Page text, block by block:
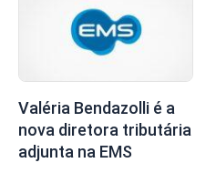
Valéria Bendazolli é a
nova diretora tributária
adjunta na EMS